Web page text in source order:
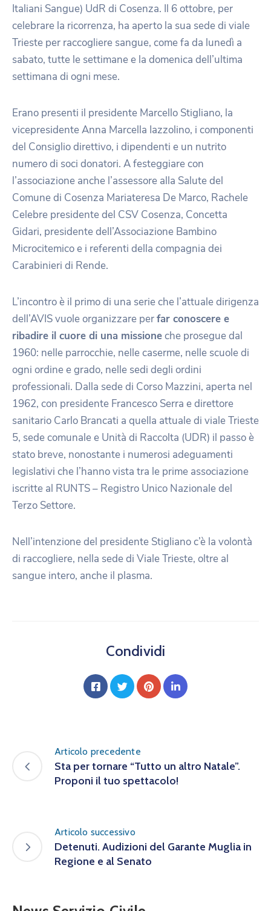
Italiani Sangue) UdR di Cosenza. Il 6 ottobre, per
celebrare la ricorrenza, ha aperto la sua sede di viale
Trieste per raccogliere sangue, come fa da lunedì a
sabato, tutte le settimane e la domenica dell’ultima
settimana di ogni mese.
Erano presenti il presidente Marcello Stigliano, la
vicepresidente Anna Marcella Iazzolino, i componenti
del Consiglio direttivo, i dipendenti e un nutrito
numero di soci donatori. A festeggiare con
l’associazione anche l’assessore alla Salute del
Comune di Cosenza Mariateresa De Marco, Rachele
Celebre presidente del CSV Cosenza, Concetta
Gidari, presidente dell’Associazione Bambino
Microcitemico e i referenti della compagnia dei
Carabinieri di Rende.
L’incontro è il primo di una serie che l’attuale dirigenza
dell’AVIS vuole organizzare perfar conoscere e
ribadire il cuore di una missioneche prosegue dal
1960: nelle parrocchie, nelle caserme, nelle scuole di
ogni ordine e grado, nelle sedi degli ordini
professionali. Dalla sede di Corso Mazzini, aperta nel
1962, con presidente Francesco Serra e direttore
sanitario Carlo Brancati a quella attuale di viale Trieste
5, sede comunale e Unità di Raccolta (UDR) il passo è
stato breve, nonostante i numerosi adeguamenti
legislativi che l’hanno vista tra le prime associazione
iscritte al RUNTS – Registro Unico Nazionale del
Terzo Settore.
Nell’intenzione del presidente Stigliano c’è la volontà
di raccogliere, nella sede di Viale Trieste, oltre al
sangue intero, anche il plasma.
Condividi
Articolo precedente
Sta per tornare “Tutto un altro Natale”.
Proponi il tuo spettacolo!
Articolo successivo
Detenuti. Audizioni del Garante Muglia in
Regione e al Senato